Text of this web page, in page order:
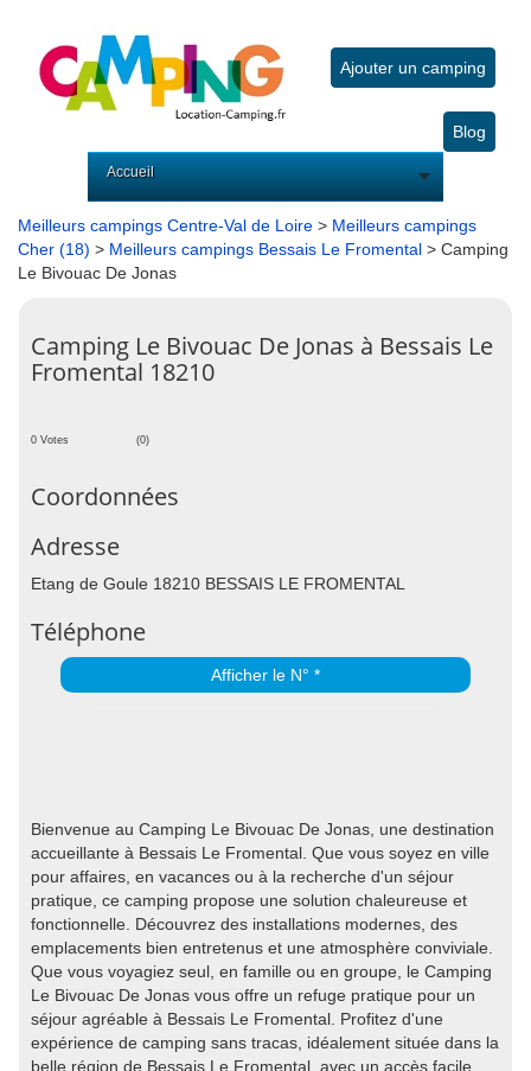
Ajouter un camping
Blog
Accueil
Meilleurs campings Centre-Val de Loire > Meilleurs campings
Cher (18) > Meilleurs campings Bessais Le Fromental > Camping
Le Bivouac De Jonas
Camping Le Bivouac De Jonas à Bessais Le
Fromental 18210
0 Votes (0)
Coordonnées
Adresse
Etang de Goule 18210 BESSAIS LE FROMENTAL
Téléphone
Afficher le N° *
Bienvenue au Camping Le Bivouac De Jonas, une destination
accueillante à Bessais Le Fromental. Que vous soyez en ville
pour affaires, en vacances ou à la recherche d'un séjour
pratique, ce camping propose une solution chaleureuse et
fonctionnelle. Découvrez des installations modernes, des
emplacements bien entretenus et une atmosphère conviviale.
Que vous voyagiez seul, en famille ou en groupe, le Camping
Le Bivouac De Jonas vous offre un refuge pratique pour un
séjour agréable à Bessais Le Fromental. Profitez d'une
expérience de camping sans tracas, idéalement située dans la
belle région de Bessais Le Fromental, avec un accès facile